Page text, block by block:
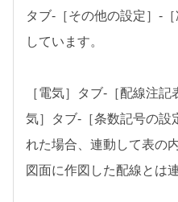
タブ-［その他の設定］-
しています。
［電気］タブ-［配線注
気］タブ-［条数記号の設
れた場合、連動して表の
図面に作図した配線とは